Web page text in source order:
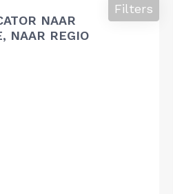
NAAR
NAAR REGIO
Filters